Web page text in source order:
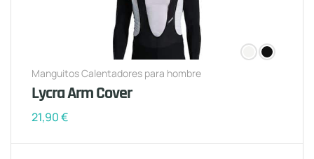
Manguitos Calentadores para hombre
Lycra Arm Cover
21,90€